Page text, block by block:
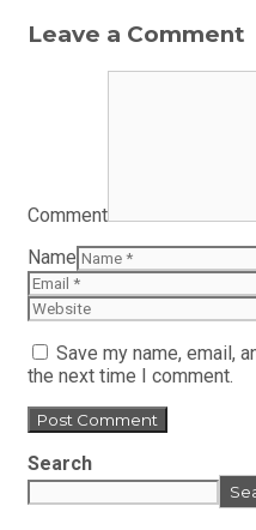
Leave a Comment
Comment
Name
Save my name, email,
the next time I comment.
Search